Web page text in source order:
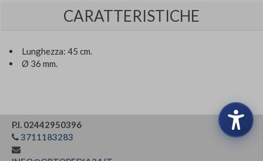
CARATTERISTICHE
Lunghezza: 45 cm.
Ø 36 mm.
P.I. 02442950396
3711183283